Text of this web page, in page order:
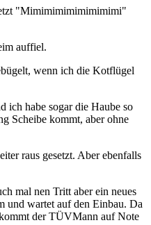
"Mimimimimimimimimi"
auffiel.
wenn ich die Kotflügel
ich habe sogar die Haube so
Scheibe kommt, aber ohne
raus gesetzt. Aber ebenfalls
mal nen Tritt aber ein neues
und wartet auf den Einbau. Da
der TÜVMann auf Note